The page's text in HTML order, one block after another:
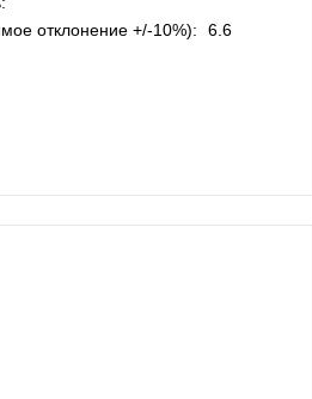
отклонение +/-10%): 6.6